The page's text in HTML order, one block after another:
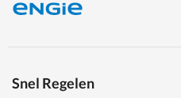
Snel Regelen